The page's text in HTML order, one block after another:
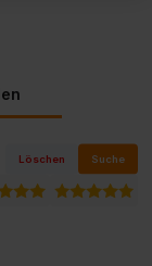
Löschen Suche